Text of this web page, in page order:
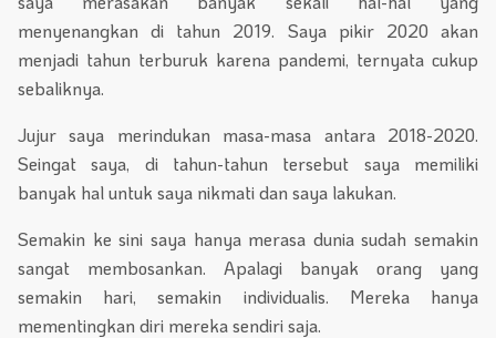
menyenangkan di tahun 2019. Saya pikir 2020 akan
menjadi tahun terburuk karena pandemi, ternyata cukup
sebaliknya.
Jujur saya merindukan masa-masa antara 2018-2020.
Seingat saya, di tahun-tahun tersebut saya memiliki
banyak hal untuk saya nikmati dan saya lakukan.
Semakin ke sini saya hanya merasa dunia sudah semakin
sangat membosankan. Apalagi banyak orang yang
semakin hari, semakin individualis. Mereka hanya
mementingkan diri mereka sendiri saja.